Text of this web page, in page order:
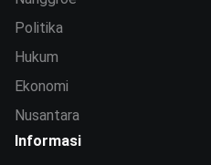
Politika
Hukum
Ekonomi
Nusantara
Informasi